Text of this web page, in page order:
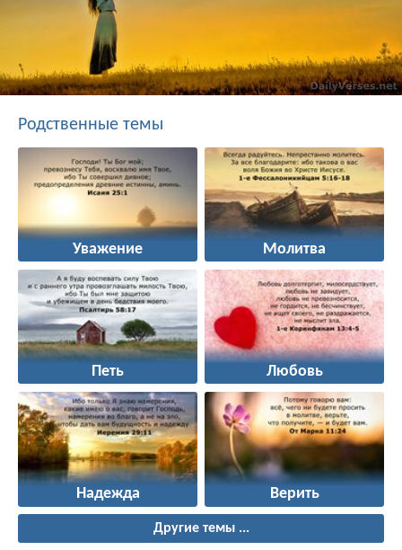
Родственные темы
Уважение Молитва
Петь Любовь
Надежда Верить
Другие темы ...